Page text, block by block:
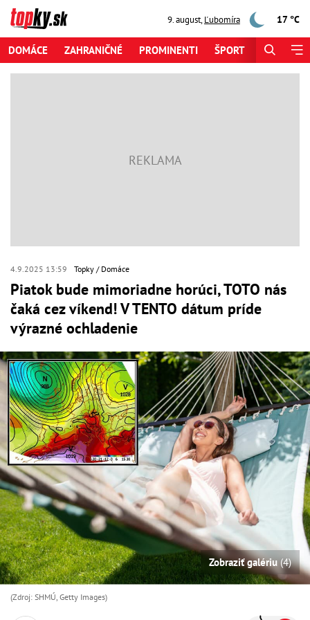
9. august,Ľubomíra 17 °C
DOMÁCE ZAHRANIČNÉ PROMINENTI ŠPORT
4.9.2025 13:59 Topky Domáce
Piatok bude mimoriadne horúci, TOTO nás
čaká cez víkend! V TENTO dátum príde
výrazné ochladenie
Zobraziť galériu(4)
(Zdroj: SHMÚ, Getty Images)